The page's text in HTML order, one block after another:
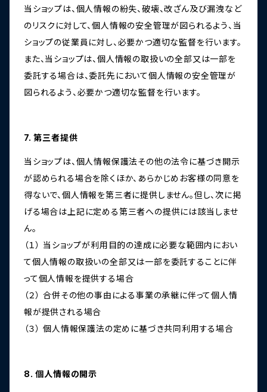
当ショップは、個人情報の紛失、破壊、改ざん及び漏洩など
のリスクに対して、個人情報の安全管理が図られるよう、当
ショップの従業員に対し、必要かつ適切な監督を行います。
また、当ショップは、個人情報の取扱いの全部又は一部を
委託する場合は、委託先において個人情報の安全管理が
図られるよう、必要かつ適切な監督を行います。
7. 第三者提供
当ショップは、個人情報保護法その他の法令に基づき開示
が認められる場合を除くほか、あらかじめお客様の同意を
得ないで、個人情報を第三者に提供しません。但し、次に掲
げる場合は上記に定める第三者への提供には該当しませ
ん。
（１） 当ショップが利用目的の達成に必要な範囲内におい
て個人情報の取扱いの全部又は一部を委託することに伴
って個人情報を提供する場合
（２） 合併その他の事由による事業の承継に伴って個人情
報が提供される場合
（３） 個人情報保護法の定めに基づき共同利用する場合
8. 個人情報の開示